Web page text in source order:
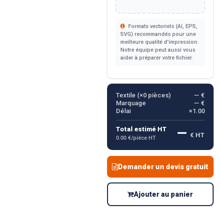
Formats vectoriels (AI, EPS,
SVG) recommandés pour une
meilleure qualité d'impression.
Notre équipe peut aussi vous
aider à préparer votre fichier.
Textile (×0pièces)
— €
Marquage
— €
Délai
×1.00
Total estimé HT
0.00 €/pièce HT — € HT
Demander un devis gratuit
Ajouter au panier